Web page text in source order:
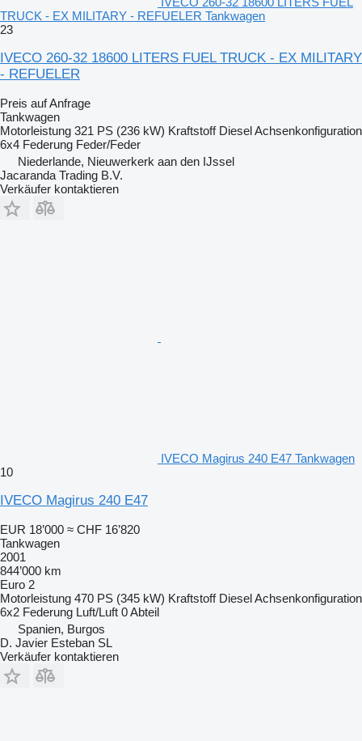
TRUCK - EX MILITARY - REFUELER Tankwagen
23
IVECO 260-32 18600 LITERS FUEL TRUCK - EX MILITARY
- REFUELER
Preis auf Anfrage
Tankwagen
Motorleistung 321 PS (236 kW) Kraftstoff DieselAchsenkonfiguration
6x4 Federung Feder/Feder
Niederlande, Nieuwerkerk aan den IJssel
Jacaranda Trading B.V.
Verkäufer kontaktieren
IVECO Magirus 240 E47 Tankwagen
10
IVECO Magirus 240 E47
EUR 18’000 ≈ CHF 16’820
Tankwagen
2001
844’000 km
Euro 2
Motorleistung 470 PS (345 kW) Kraftstoff DieselAchsenkonfiguration
6x2 Federung Luft/Luft 0 Abteil
Spanien, Burgos
D. Javier Esteban SL
Verkäufer kontaktieren